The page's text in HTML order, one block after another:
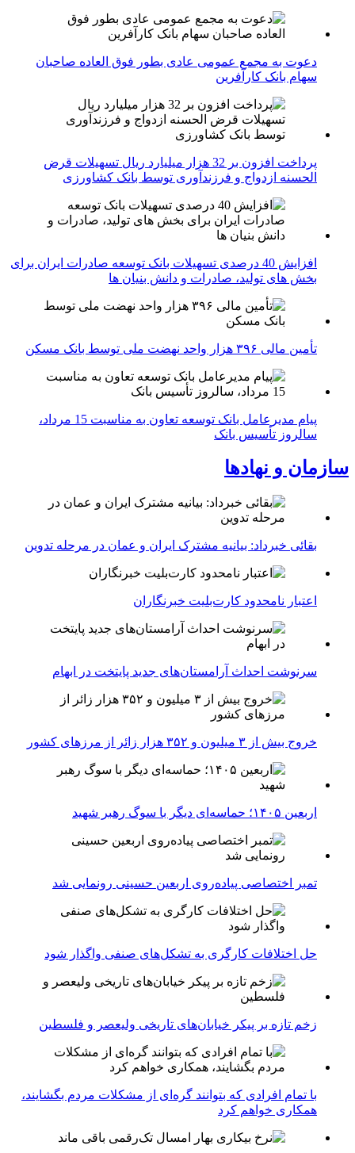
دعوت به مجمع عمومی عادی بطور فوق العاده صاحبان
سهام بانک کارآفرین
پرداخت افزون بر 32 هزار میلیارد ریال تسهیلات قرض
الحسنه ازدواج و فرزندآوری توسط بانک کشاورزی
افزایش 40 درصدی تسهیلات بانک توسعه صادرات ایران برای
بخش های تولید، صادرات و دانش بنیان ها
تأمین مالی ۳۹۶ هزار واحد نهضت ملی توسط بانک مسکن
پیام مدیرعامل بانک توسعه تعاون به مناسبت 15 مرداد،
سالروز تأسیس بانک
سازمان و نهادها
بقائی خبرداد: بیانیه مشترک ایران و عمان در مرحله تدوین
اعتبار نامحدود کارت‌بلیت خبرنگاران
سرنوشت احداث آرامستان‌های جدید پایتخت در ابهام
خروج بیش از ۳ میلیون و ۳۵۲ هزار زائر از مرزهای کشور
اربعین ۱۴۰۵؛ حماسه‌ای دیگر با سوگ رهبر شهید
تمبر اختصاصی پیاده‌روی اربعین حسینی رونمایی شد
حل اختلافات کارگری به تشکل‌های صنفی واگذار شود
زخم تازه بر پیکر خیابان‌های تاریخی ولیعصر و فلسطین
با تمام افرادی که بتوانند گره‌ای از مشکلات مردم بگشایند،
همکاری خواهم کرد